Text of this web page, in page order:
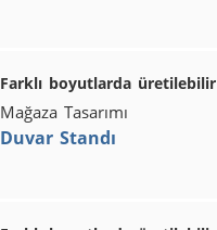
Farklı boyutlarda üretilebilir
Mağaza Tasarımı
Duvar Standı